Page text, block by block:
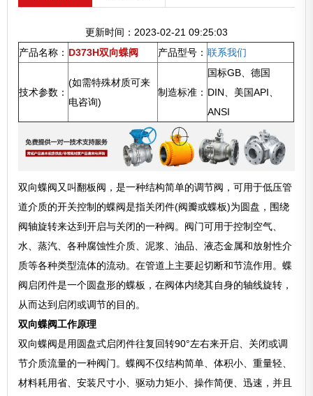
更新时间：2023-02-21 09:25:03
产品名称： D373H双向蝶阀 产品型号： 联系我们
技术参数：
(如需特殊材质可来
电咨询)
制造标准：
国标GB、德国
DIN、美国API、
ANSI
双向蝶阀又叫翻板阀，是一种结构简单的调节阀，可用于低压管
道介质的开关控制的蝶阀是指关闭件(阀瓣或蝶板)为圆盘，围绕
阀轴旋转来达到开启与关闭的一种阀。阀门可用于控制空气、
水、蒸汽、各种腐蚀性介质、泥浆、油品、液态金属和放射性介
质等各种类型流体的流动。在管道上主要起切断和节流作用。蝶
阀启闭件是一个圆盘形的蝶板，在阀体内绕其自身的轴线旋转，
从而达到启闭或调节的目的。
双向蝶阀工作原理
双向蝶阀是用圆盘式启闭件往复回转90°左右来开启、关闭或调
节介质流量的一种阀门。蝶阀不仅结构简单、体积小、重量轻、
材料耗用省、安装尺寸小、驱动力矩小、操作简便、迅速，并且